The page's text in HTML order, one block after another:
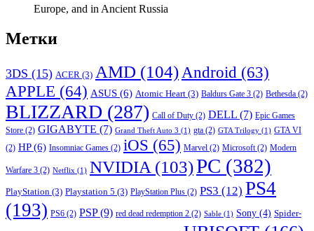
Europe, and in Ancient Russia
Метки
3DS (15) ACER (3) AMD (104)Android (63)
APPLE (64) ASUS (6) Atomic Heart (3) Baldurs Gate 3 (2) Bethesda (2)
BLIZZARD (287) Call of Duty (2) DELL (7) Epic Games
Store (2) GIGABYTE (7) Grand Theft Auto 3 (1) gta (2) GTA Trilogy (1) GTA VI
(2) HP(6) Insomniac Games (2) iOS (65) Marvel (2) Microsoft(2) Modern
Warfare 3 (2) Netflix (1) NVIDIA (103)PC (382)
PlayStation (3) Playstation 5 (3) PlayStation Plus (2) PS3 (12) PS4
(193) PS6 (2) PSP(9) red dead redemption 2 (2) Sable (1) Sony (4) Spider-